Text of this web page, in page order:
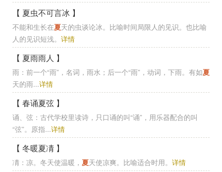
【 夏虫不可言冰 】
不能和生长在夏天的虫谈论冰。比喻时间局限人的见识。也比喻
人的见识短浅。 详情
【 夏雨雨人 】
雨：前一个“雨”，名词，雨水；后一个“雨”，动词，下雨。有如夏
天的雨...详情
【 春诵夏弦 】
诵、弦：古代学校里读诗，只口诵的叫“诵”，用乐器配合的叫
“弦”。原指...详情
【 冬暖夏凊 】
凊：凉。冬天使温暖， 夏天使凉爽。比喻适合时用。 详情